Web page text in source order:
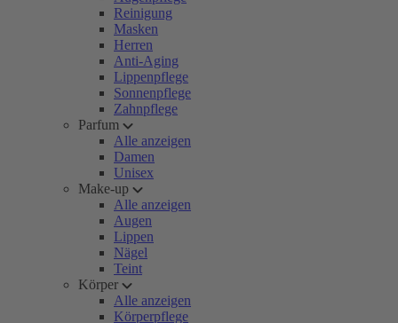
Reinigung
Masken
Herren
Anti-Aging
Lippenpflege
Sonnenpflege
Zahnpflege
Parfum
Alle anzeigen
Damen
Unisex
Make-up
Alle anzeigen
Augen
Lippen
Nägel
Teint
Körper
Alle anzeigen
Körperpflege